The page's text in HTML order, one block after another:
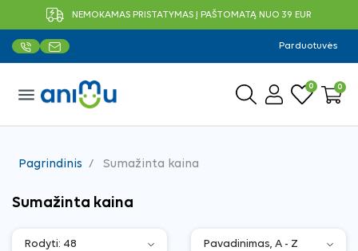
NEMOKAMAS PRISTATYMAS Į PAŠTOMATĄ NUO 39 EUR
Parduotuvės
menu 0 0
Pagrindinis Sumažinta kaina
Sumažinta kaina